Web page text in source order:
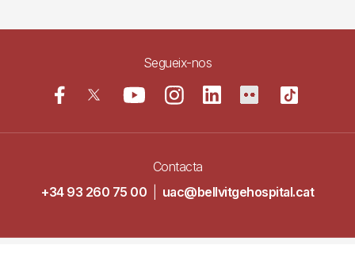
Segueix-nos
Contacta
+34 93 260 75 00
uac@bellvitgehospital.cat